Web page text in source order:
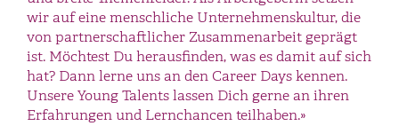
Days der OST hat mich auf der Suche nach dem
Traumjob sehr viel näher ans Ziel gebracht. In
Gesprächen mit Arbeitgebenden wurde das Bild
meines Wunschjobs konkreter. Die offene und
kontaktfreudige Haltung der Unternehmen
motivierte zum regen Austausch.»
wir auf eine menschliche Unternehmenskultur, die
von partnerschaftlicher Zusammenarbeit geprägt
ist. Möchtest Du herausfinden, was es damit auf sich
hat? Dann lerne uns an den Career Days kennen.
Unsere Young Talents lassen Dich gerne an ihren
Erfahrungen und Lernchancen teilhaben.»